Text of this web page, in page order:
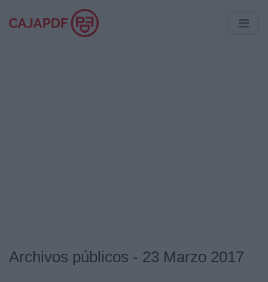
Archivos públicos - 23 Marzo 2017